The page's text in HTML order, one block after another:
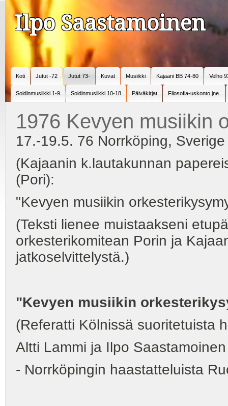
Ilpo Saastamoinen
Koti Jutut -72 Jutut 73- Kuvat Musiikki Kajaani BB 74-80 Velho
Soidinmusiikki 1-9 Soidinmusiikki 10-18 Päiväkirjat Filosofia-uskonto jne.
1976 Kevyen musiikin
17.-19.5. 76 Norrköping,
(Kajaanin k.lautakunnan
(Pori):
"Kevyen musiikin
(Teksti lienee muistaakseni
orkesterikomitean Porin ja
jatkoselvittelystä.)
"Kevyen musiikin
(Referatti Kölnissä suoritetuista
Altti Lammi ja Ilpo
- Norrköpingin haastatteluista